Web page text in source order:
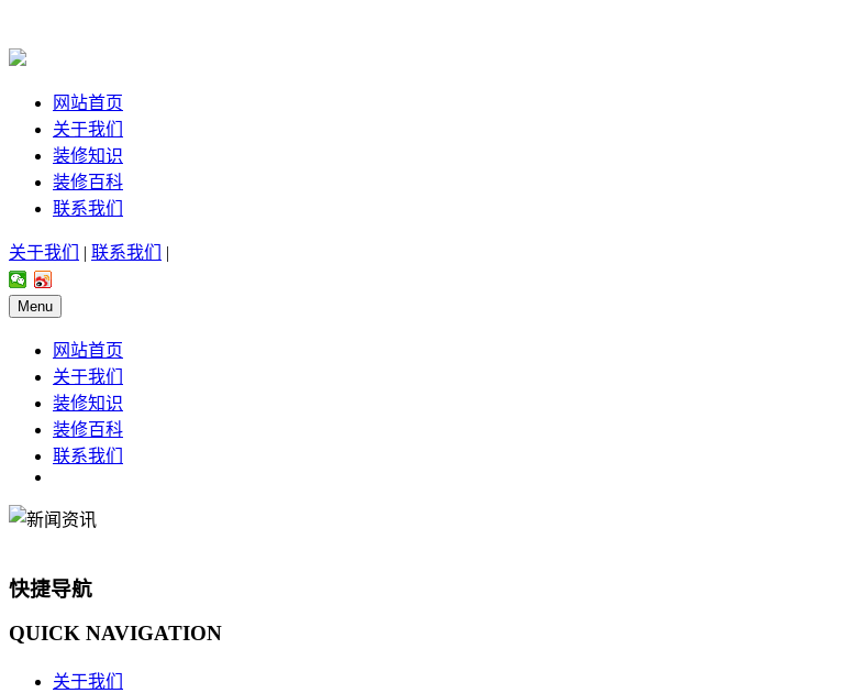
网站首页
关于我们
装修知识
装修百科
联系我们
关于我们 | 联系我们 |
Menu
网站首页
关于我们
装修知识
装修百科
联系我们
快捷导航
QUICK NAVIGATION
关于我们